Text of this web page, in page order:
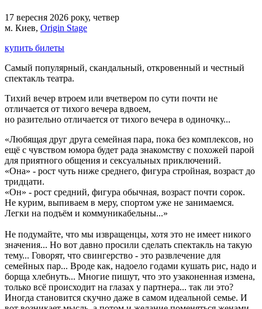
17 вересня 2026 року, четвер
м. Киев, Origin Stage
купить билеты
Самый популярный, скандальный, откровенный и честный
спектакль театра.
Тихий вечер втроем или вчетвером по сути почти не
отличается от тихого вечера вдвоем,
но разительно отличается от тихого вечера в одиночку...
«Любящая друг друга семейная пара, пока без комплексов, но
ещё с чувством юмора будет рада знакомству с похожей парой
для приятного общения и сексуальных приключений.
«Она» - рост чуть ниже среднего, фигура стройная, возраст до
тридцати.
«Он» - рост средний, фигура обычная, возраст почти сорок.
Не курим, выпиваем в меру, спортом уже не занимаемся.
Легки на подъём и коммуникабельны...»
Не подумайте, что мы извращенцы, хотя это не имеет никого
значения... Но вот давно просили сделать спектакль на такую
тему... Говорят, что свингерство - это развлечение для
семейных пар... Вроде как, надоело годами кушать рис, надо и
борща хлебнуть... Многие пишут, что это узаконенная измена,
только всё происходит на глазах у партнера... так ли это?
Иногда становится скучно даже в самом идеальной семье. И